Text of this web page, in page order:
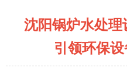
沈阳锅炉水处
引领环保